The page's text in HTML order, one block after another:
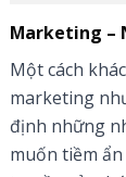
Marketing –
Một cách
marketing
định những
muốn tiềm